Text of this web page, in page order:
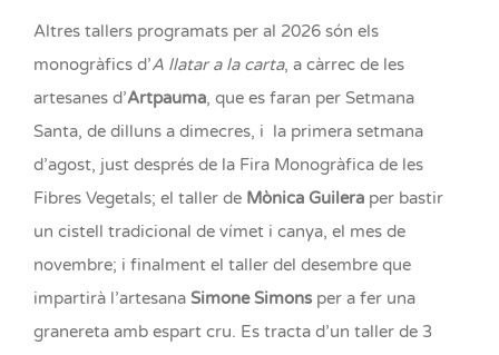
Altres tallers programats per al 2026 són els
monogràfics d’A llatar a la carta, a càrrec de les
artesanes d’Artpauma, que es faran per Setmana
Santa, de dilluns a dimecres, i la primera setmana
d’agost, just després de la Fira Monogràfica de les
Fibres Vegetals; el taller de Mònica Guilera per bastir
un cistell tradicional de vímet i canya, el mes de
novembre; i finalment el taller del desembre que
impartirà l’artesana Simone Simons per a fer una
granereta amb espart cru. Es tracta d’un taller de 3